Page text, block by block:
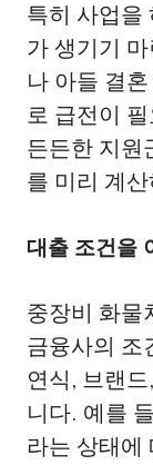
특히 사업을
가 생기기
나 아들 결
로 급전이
든든한 지원
를 미리 계
대출 조건을
중장비 화물
금융사의 조
연식, 브랜
니다. 예를
라는 상태에